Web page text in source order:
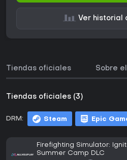
Ver historial
Tiendas oficiales Sobre
Tiendas oficiales (3)
DRM: Steam Epic
Firefighting Simulator:
Summer Camp DLC